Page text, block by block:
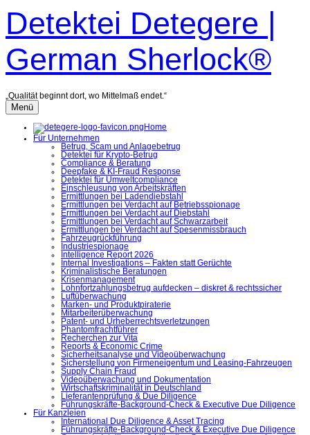
Inhalt
überspringen
Detektei Detegere |
German Sherlock®
„Qualität beginnt dort, wo Mittelmaß endet.“
Menü
Home
Für Unternehmen
Betrug, Scam und Anlagebetrug
Detektei für Krypto-Betrug
Compliance & Beratung
Deepfake & KI-Fraud Response
Detektei für Umweltcompliance
Einschleusung von Arbeitskräften
Ermittlungen bei Ladendiebstahl
Ermittlungen bei Verdacht auf Betriebsspionage
Ermittlungen bei Verdacht auf Diebstahl
Ermittlungen bei Verdacht auf Schwarzarbeit
Ermittlungen bei Verdacht auf Spesenmissbrauch
Fahrzeugrückführung
Industriespionage
Intelligence Report 2026
Internal Investigations – Fakten statt Gerüchte
Kriminalistische Beratungen
Krisenmanagement
Lohnfortzahlungsbetrug aufdecken – diskret & rechtssicher
Luftüberwachung
Marken- und Produktpiraterie
Mitarbeiterüberwachung
Patent- und Urheberrechtsverletzungen
Phantomfrachtführer
Recherchen zur Vita
Reports & Economic Crime
Sicherheitsanalyse und Videoüberwachung
Sicherstellung von Firmeneigentum und Leasing-Fahrzeugen
Supply Chain Fraud
Videoüberwachung und Dokumentation
Wirtschaftskriminalität in Deutschland
Lieferantenprüfung & Due Diligence
Führungskräfte-Background-Check & Executive Due Diligence
Für Kanzleien
International Due Diligence & Asset Tracing
Führungskräfte-Background-Check & Executive Due Diligence